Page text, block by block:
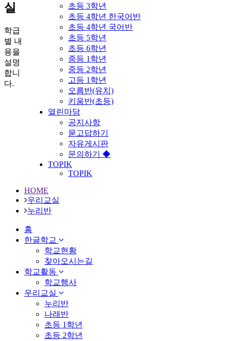
초등 3학년
초등 4학년 한국어반
초등 4학년 국어반
초등 5학년
초등 6학년
중등 1학년
중등 2학년
고등 1학년
오름반(유치)
키움반(초등)
열린마당
공지사항
묻고답하기
자유게시판
문의하기 ◆
TOPIK
TOPIK
실
학급
별 내
용을
설명
합니
다.
HOME
우리교실
누리반
홈
한글학교
학교현황
찾아오시는길
학교활동
학교행사
우리교실
누리반
나래반
초등 1학년
초등 2학년